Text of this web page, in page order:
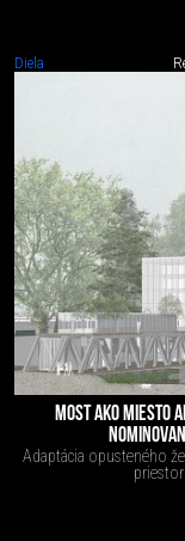
Diela
MOST AKO MIESTO
Adaptácia opusteného